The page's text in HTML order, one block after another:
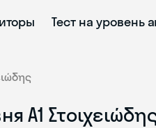
Тест на уровень
Α1